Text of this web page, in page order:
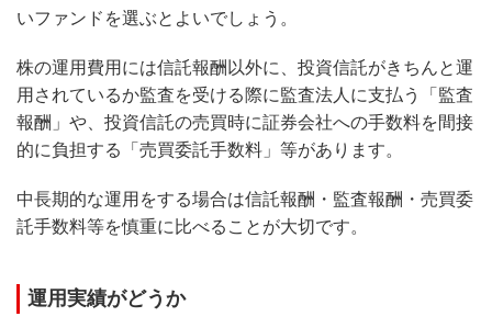
いファンドを選ぶとよいでしょう。
株の運用費用には信託報酬以外に、投資信託がきちんと運
用されているか監査を受ける際に監査法人に支払う「監査
報酬」や、投資信託の売買時に証券会社への手数料を間接
的に負担する「売買委託手数料」等があります。
中長期的な運用をする場合は信託報酬・監査報酬・売買委
託手数料等を慎重に比べることが大切です。
運用実績がどうか